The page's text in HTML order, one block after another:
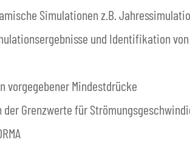
Simulationen z.B.
und Identifikation
vorgegebener Mindestdrücke
der Grenzwerte für